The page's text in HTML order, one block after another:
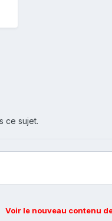
ce sujet.
Voir le nouveau contenu